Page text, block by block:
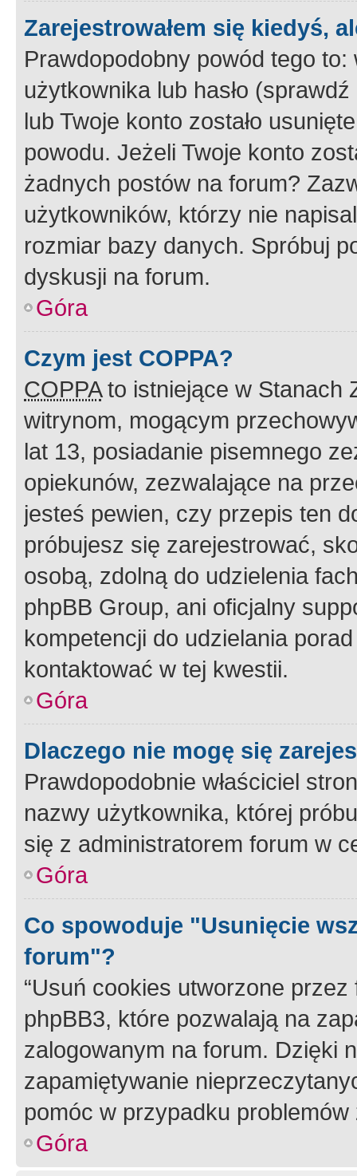
Zarejestrowałem się kiedyś,
Prawdopodobny powód tego to:
użytkownika lub hasło
lub Twoje konto zostało
powodu. Jeżeli Twoje konto
żadnych postów na forum?
użytkowników, którzy nie
rozmiar bazy danych. Spróbuj
dyskusji na forum.
Góra
Czym jest COPPA?
COPPAto istniejące w Stanach
witrynom, mogącym
lat 13, posiadanie pisemnego
opiekunów, zezwalające na
jesteś pewien, czy przepis ten
próbujesz się zarejestrować,
osobą, zdolną do udzielenia
phpBB Group, ani oficjalny
kompetencji do udzielania
kontaktować w tej kwestii.
Góra
Dlaczego nie mogę się
Prawdopodobnie właściciel
nazwy użytkownika, której
się z administratorem forum w
Góra
Co spowoduje "Usunięcie
forum"?
“Usuń cookies utworzone
phpBB3, które pozwalają na
zalogowanym na forum. Dzięki
zapamiętywanie
pomóc w przypadku
Góra